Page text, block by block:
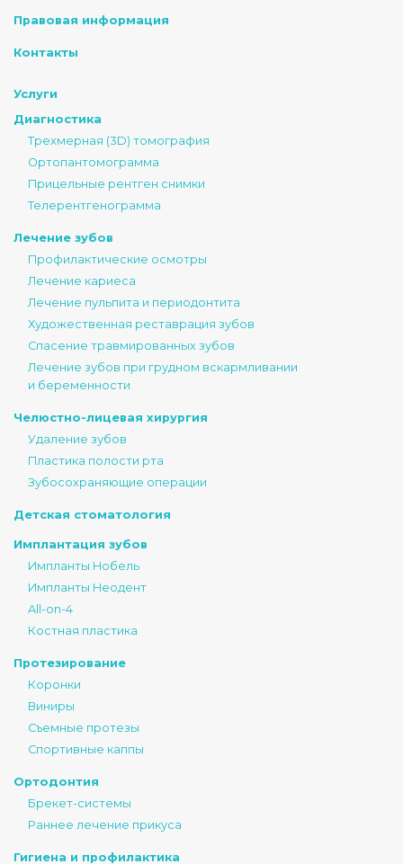
Правовая информация
Контакты
Услуги
Диагностика
Трехмерная (3D) томография
Ортопантомограмма
Прицельные рентген снимки
Телерентгенограмма
Лечение зубов
Профилактические осмотры
Лечение кариеса
Лечение пульпита и периодонтита
Художественная реставрация зубов
Спасение травмированных зубов
Лечение зубов при грудном вскармливании
и беременности
Челюстно-лицевая хирургия
Удаление зубов
Пластика полости рта
Зубосохраняющие операции
Детская стоматология
Имплантация зубов
Импланты Нобель
Импланты Неодент
All-on-4
Костная пластика
Протезирование
Коронки
Виниры
Съемные протезы
Спортивные каппы
Ортодонтия
Брекет-системы
Раннее лечение прикуса
Гигиена и профилактика